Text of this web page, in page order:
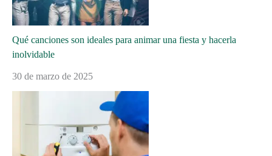
Qué canciones son ideales para animar una fiesta y hacerla
inolvidable
30 de marzo de 2025